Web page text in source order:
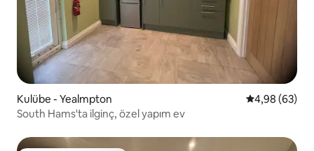
Kulübe - Yealmpton 5 üzerinden
4,98 (63)
South Hams'ta ilginç, özel yapım ev